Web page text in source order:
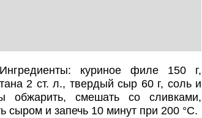
Ингредиенты: куриное филе 150 г,
2 ст. л., твердый сыр 60 г, соль и
обжарить, смешать со сливками,
сыром и запечь 10 минут при 200 °C.